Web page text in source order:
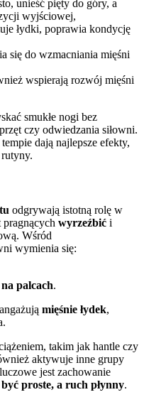
unieść pięty do góry, a
wyjściowej,
łydki, poprawia kondycję
się do wzmacniania mięśni
wspierają rozwój mięśni
smukłe nogi bez
czy odwiedzania siłowni.
dają najlepsze efekty,
odgrywają istotną rolę w
pragnących wyrzeźbić i
Wśród
wymienia się:
palcach.
mięśnie łydek,
takim jak hantle czy
aktywuje inne grupy
jest zachowanie
proste, a ruch płynny.